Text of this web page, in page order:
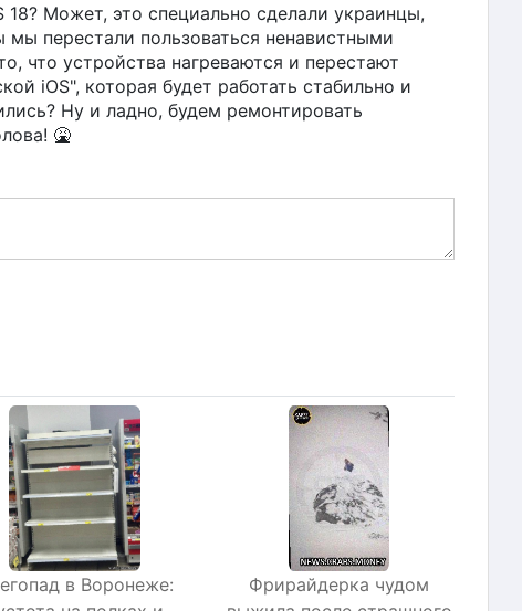
Может, это специально сделали украинцы,
перестали пользоваться ненавистными
что устройства нагреваются и перестают
iOS", которая будет работать стабильно и
Ну и ладно, будем ремонтировать
🤮
в Воронеже:
Фрирайдерка чудом